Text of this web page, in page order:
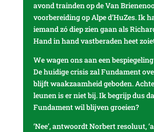
avond trainden op de Van
voorbereiding op Alpe d’HuZes. Ik
iemand zó diep zien gaan als
Hand in hand vastberaden heet
We wagen ons aan een
De huidige crisis zal Fundament
blijft waakzaamheid geboden.
leunen is er niet bij. Ik begrijp dus
Fundament wil blijven groeien?
‘Nee’, antwoordt Norbert resoluut,